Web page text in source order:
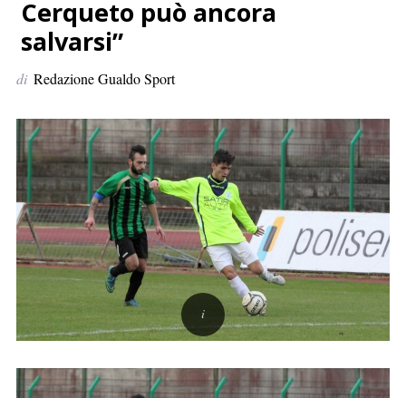
e
r
:
Cerqueto può ancora
salvarsi”
di Redazione Gualdo Sport